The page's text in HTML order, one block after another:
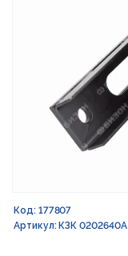
Код: 177807
Артикул: КЗК 0202640А